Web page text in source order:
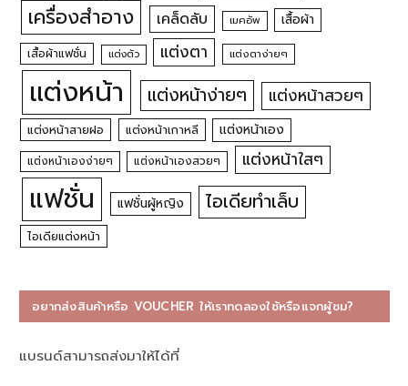
เครื่องสำอาง เคล็ดลับ เมคอัพ เสื้อผ้า
เสื้อผ้าแฟชั่น แต่งตัว แต่งตา แต่งตาง่ายๆ
แต่งหน้า แต่งหน้าง่ายๆ แต่งหน้าสวยๆ
แต่งหน้าสายฝอ แต่งหน้าเกาหลี แต่งหน้าเอง
แต่งหน้าเองง่ายๆ แต่งหน้าเองสวยๆ แต่งหน้าใสๆ
แฟชั่น แฟชั่นผู้หญิง ไอเดียทำเล็บ
ไอเดียแต่งหน้า
อยากส่งสินค้าหรือ VOUCHER ให้เราทดลองใช้หรือแจกผู้ชม?
แบรนด์สามารถส่งมาให้ได้ที่